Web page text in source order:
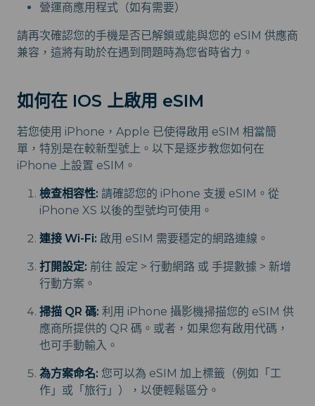
營運商應用程式（如有需要）
請再次確認您的手機是否已解鎖或能與您的 eSIM 供應商
兼容，這將有助於在遇到問題時為您省時省力。
如何在 IOS 上啟用 eSIM
若您使用 iPhone，Apple 已使得啟用 eSIM 相當簡
單，特別是在較新型號上。以下是逐步教您如何在
iPhone 上設置 eSIM。
檢查相容性: 請確認您的 iPhone 支援 eSIM。從
iPhone XS 以後的型號均可使用。
連接 Wi-Fi: 啟用 eSIM 需要穩定的網路連線。
打開設定: 前往 設定 > 行動網路 或 手提數據 > 新增
行動方案。
掃描 QR 碼: 利用 iPhone 攝影機掃描您的 eSIM 供
應商所提供的 QR 碼。或者，如果您有啟用代碼，
也可手動輸入。
為方案命名: 您可以為 eSIM 加上標籤（例如「工
作」或「旅行」），以便輕鬆區分。